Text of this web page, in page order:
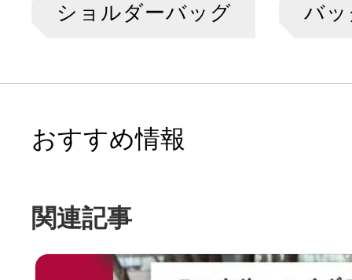
ショルダーバッグ バ
おすすめ情報
関連記事